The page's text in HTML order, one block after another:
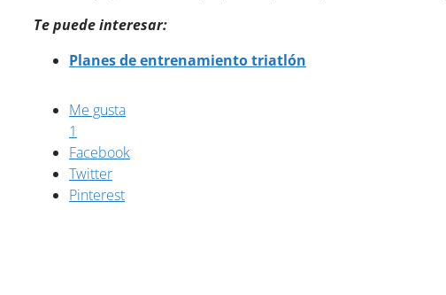
Te puede interesar:
Planes de entrenamiento triatlón
Me gusta
1
Facebook
Twitter
Pinterest